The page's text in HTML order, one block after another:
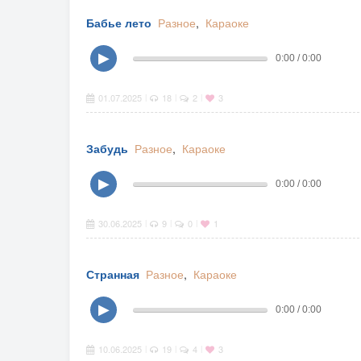
Бабье лето Разное, Караоке
▶ 0:00 / 0:00
01.07.2025 18 2 3
Забудь Разное, Караоке
▶ 0:00 / 0:00
30.06.2025 9 0 1
Странная Разное, Караоке
▶ 0:00 / 0:00
10.06.2025 19 4 3